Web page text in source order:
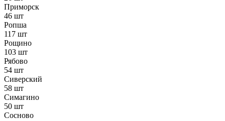
Приморск
46 шт
Ропша
117 шт
Рощино
103 шт
Рябово
54 шт
Сиверский
58 шт
Симагино
50 шт
Сосново